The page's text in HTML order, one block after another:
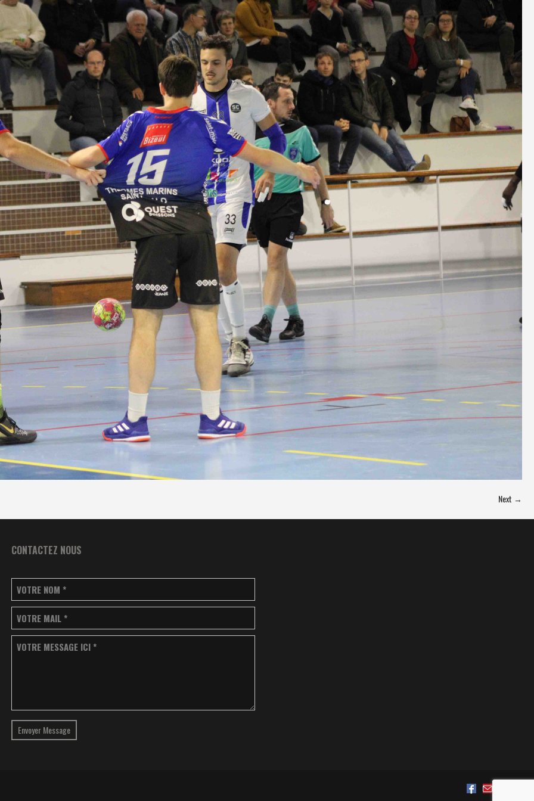
Next →
CONTACTEZ NOUS
VOTRE NOM *
VOTRE MAIL *
VOTRE MESSAGE ICI *
Envoyer Message